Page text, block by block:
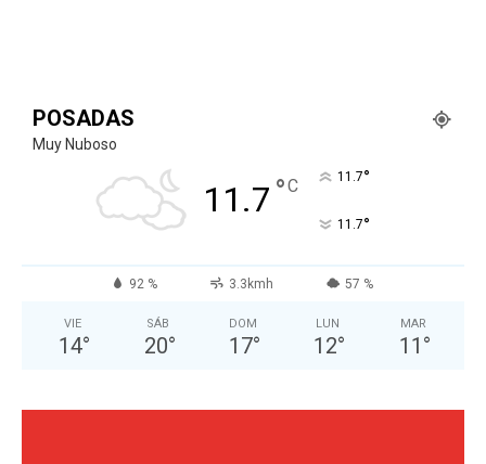
POSADAS
Muy Nuboso
11.7 °C 11.7°
11.7°
92 % 3.3kmh 57 %
VIE
14°
SÁB
20°
DOM
17°
LUN
12°
MAR
11 °